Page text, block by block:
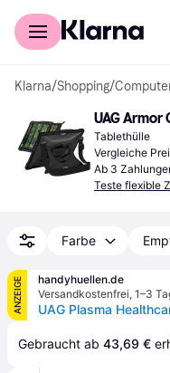
Für Shopper
Klarna/Shopping/
UAG Armor
Tablethülle
Vergleiche
Ab 3
Teste flexible
Farbe
ANZEIGE
handyhuellen.de
Versandkostenfrei, 1–3
Gebraucht ab 43,69 €